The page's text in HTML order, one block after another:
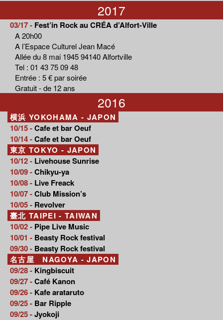
2017
03/17 - Fest’in Rock au CRÉA d’Alfort-Ville
A 20h00
A l’Espace Culturel Jean Macé
Allée du 8 mai 1945 94140 Alfortville
Tel : 01 43 75 09 48
Entrée : 5 € par soirée
Gratuit - de 12 ans
2016
横浜 YOKOHAMA - JAPON
10/15 -Cafe et bar Oeuf
10/14 -Cafe et bar Oeuf
東京 TOKYO - JAPON
10/12 - Livehouse Sunrise
10/09 -Chikyu-ya
10/08 - Live Freack
10/07 -Club Mission’s
10/05 - Revolver
臺北 TAIPEI - TAIWAN
10/02 - Pipe Live Music
10/01 - Beasty Rock festival
09/30 - Beasty Rock festival
名古屋 NAGOYA - JAPON
09/28 - Kingbiscuit
09/27 -Café Kanon
09/26 - Kafe arataruto
09/25 - Bar Ripple
09/25 -Jyokoji